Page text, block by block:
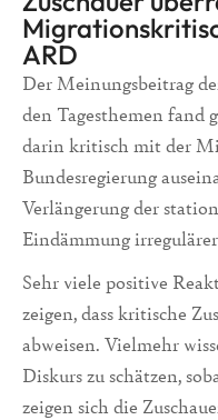
ARD
Der Meinungsbeitrag
den Tagesthemen fand
darin kritisch mit der
Bundesregierung
Verlängerung der
Eindämmung
Sehr viele positive
zeigen, dass kritische
abweisen. Vielmehr
Diskurs zu schätzen,
zeigen sich die